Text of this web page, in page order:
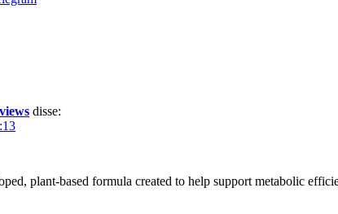
disse:
plant-based formula created to help support metabolic